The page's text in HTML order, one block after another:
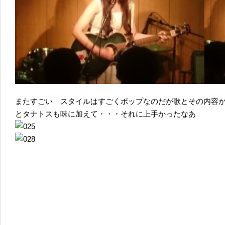
またすごい スタイルはすごくポップなのだが歌とその内容
とタナトスも味に加えて・・・それに上手かったなあ